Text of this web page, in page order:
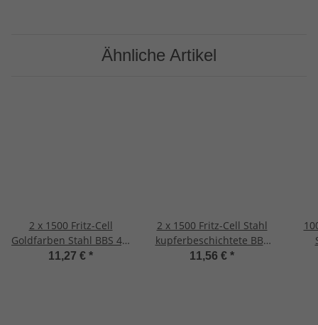
Ähnliche Artikel
2 x 1500 Fritz-Cell
Goldfarben Stahl BBS 4,5
mm Stahlkugeln
11,27 € *
2 x 1500 Fritz-Cell Stahl
kupferbeschichtete BBS
4,5 mm Stahlkugeln
11,56 € *